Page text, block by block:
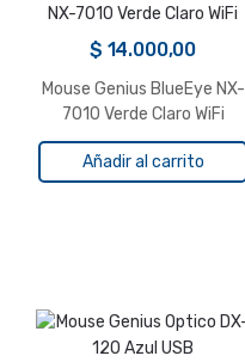
$ 14.000,00
Mouse Genius BlueEye NX-
7010 Verde Claro WiFi
Añadir al carrito